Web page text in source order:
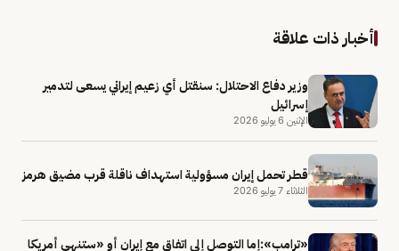
أخبار ذات علاقة
وزير دفاع الاحتلال: سنقتل أي زعيم إيراني يسعى لتدمير
إسرائيل
الإثنين 6 يوليو 2026
قطر تحمل إيران مسؤولية استهداف ناقلة قرب مضيق هرمز
الثلاثاء 7 يوليو 2026
«ترامب»:إما التوصل إلى اتفاق مع إيران أو «ستنهي أمريكا